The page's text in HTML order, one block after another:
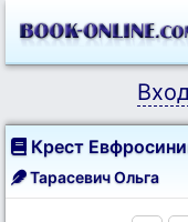
Крест
Тарасевич Ольга